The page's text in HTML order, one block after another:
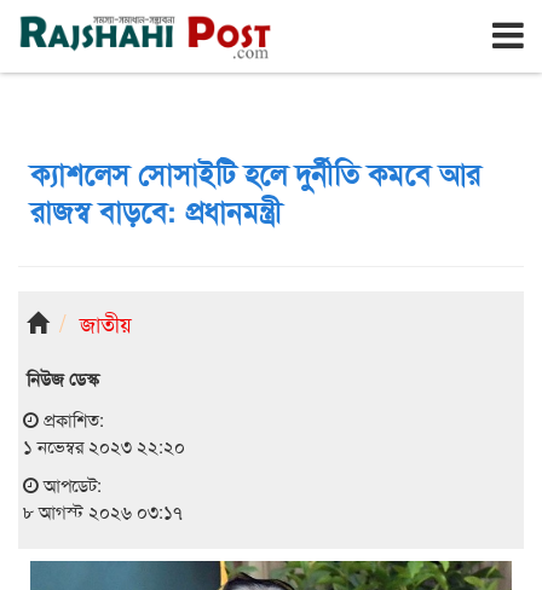
রাজশাহী শনিবার, ৮ই আগস্ট ২০২৬, ২৪শে শ্রাবণ ১৪৩৩
ক্যাশলেস সোসাইটি হলে দুর্নীতি কমবে আর
রাজস্ব বাড়বে: প্রধানমন্ত্রী
জাতীয়
নিউজ ডেস্ক
প্রকাশিত:
১ নভেম্বর ২০২৩ ২২:২০
আপডেট:
৮ আগস্ট ২০২৬ ০৩:১৭